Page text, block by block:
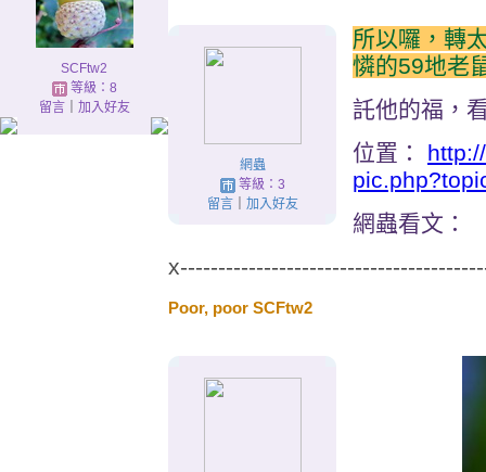
SCFtw2
等級：8
留言｜ 加入好友
網蟲
等級：3
留言｜ 加入好友
所以囉，轉
憐的59地老
託他的福，
位置：
網蟲看文：
Poor, poor SCFtw2